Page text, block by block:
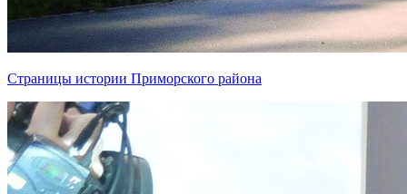
Страницы истории Приморского района